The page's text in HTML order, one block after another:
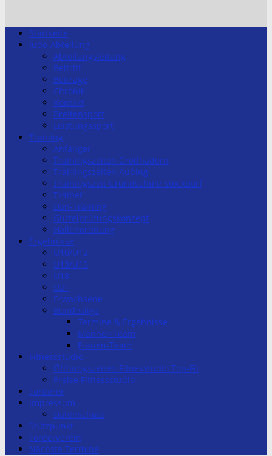
Startseite
Judo-Abteilung
Abteilungsleitung
Beitritt
Beiträge
Chronik
Kontakt
Breitensport
Leistungssport
Training
Anfänger
Trainingszeiten Großhadern
Trainingszeiten Aubing
Trainingszeit Grundschule Stockdorf
Trainer
Dan-Training
Gürtelprüfungskonzept
Hallenordnung
Ergebnisse
U10/U12
U13/U15
U18
U21
Erwachsene
Bundesliga
Termine & Ergebnisse
Männer-Team
Frauen-Team
Fitnessstudio
Öffnungszeiten Fitnesstudio Top-Fit
Preise Fitnessstudio
Förderer
Impressum
Datenschutz
Stützpunkt
Förderverein
Nächste Termine